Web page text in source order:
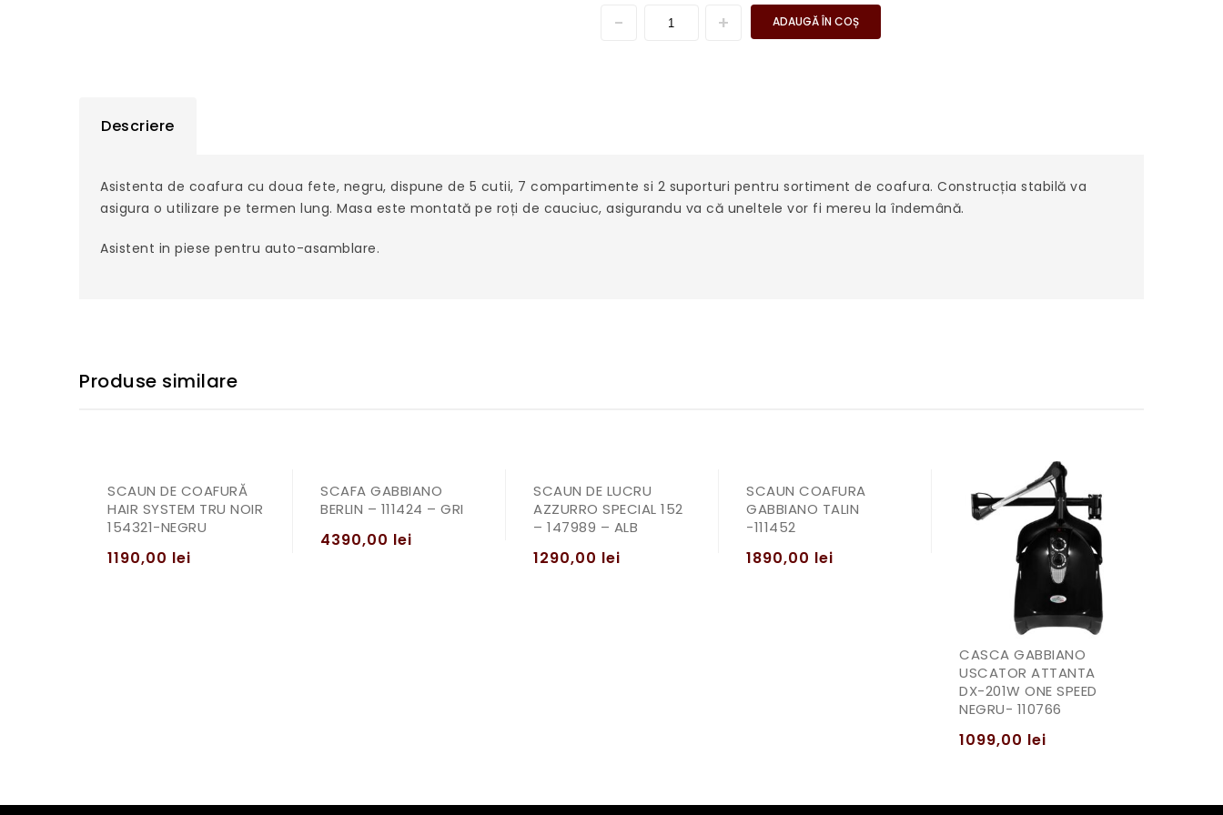
ADAUGĂ ÎN COȘ
Descriere
Asistenta de coafura cu doua fete, negru, dispune de 5 cutii, 7 compartimente si 2 suporturi pentru sortiment de coafura. Construcția stabilă va
asigura o utilizare pe termen lung. Masa este montată pe roți de cauciuc, asigurandu va că uneltele vor fi mereu la îndemână.
Asistent in piese pentru auto-asamblare.
Produse similare
SCAUN DE COAFURĂ
HAIR SYSTEM TRU NOIR
154321-NEGRU
1190,00 lei
SCAFA GABBIANO
BERLIN – 111424 – GRI
4390,00 lei
SCAUN DE LUCRU
AZZURRO SPECIAL 152
– 147989 – ALB
1290,00 lei
SCAUN COAFURA
GABBIANO TALIN
-111452
1890,00 lei
CASCA GABBIANO
USCATOR ATTANTA
DX-201W ONE SPEED
NEGRU- 110766
1099,00 lei